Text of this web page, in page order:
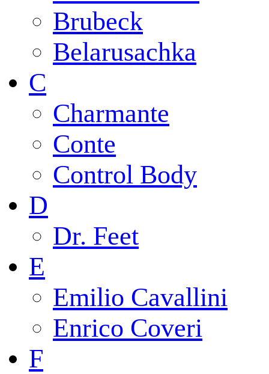
Brubeck
Belarusachka
C
Charmante
Conte
Control Body
D
Dr. Feet
E
Emilio Cavallini
Enrico Coveri
F